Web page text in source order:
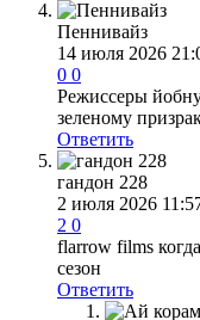
Пеннивайз
14 июля 2026
0 0
Режиссеры
зеленому
Ответить
гандон 228
2 июля 2026
2 0
flarrow films
сезон
Ответить